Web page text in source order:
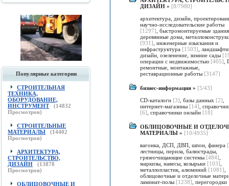
Популярные категории
СТРОИТЕЛЬНАЯ
ТЕХНИКА,
ОБОРУДОВАНИЕ,
ИНСТРУМЕНТ
(14832
Просмотров)
СТРОИТЕЛЬНЫЕ
МАТЕРИАЛЫ
(14402
Просмотров)
АРХИТЕКТУРА,
СТРОИТЕЛЬСТВО,
ДИЗАЙН
(13878
Просмотров)
ОБЛИЦОВОЧНЫЕ И
ДИЗАЙН » [8/7980]
архитектура, дизайн,
научно-исследовательские работы
[1297] быстромонтируемые
деревянные дома,
[931] инженерные изыскания и
инфраструктура [1503]
дизайн, озеленение, зимние сады
операции с недвижимостью [405]
ремонтные, монтажные,
реставрационные работы [3147]
бизнес-информация » [5/43]
CD-каталоги [3] базы данных [2]
интернет-магазины [14]
[6] справочники онлайн [18]
ОБЛИЦОВОЧНЫЕ И
МАТЕРИАЛЫ » [10/4935]
вагонка, ДСП, ДВП, шпон, фанера
лестницы, перила, балюстрады,
грязеочищающие системы [484]
маркизы, навесы, козырьки [103]
металлопластик, алюминий [1081]
облицовочные и отделочные
ламинат-полы [1238] перегородки